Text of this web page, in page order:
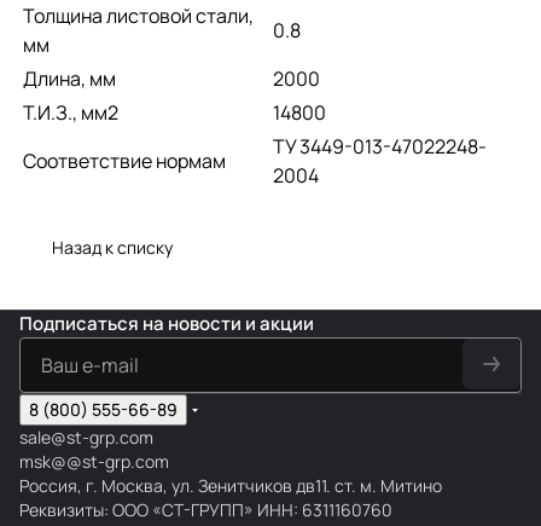
Толщина листовой стали,
мм
0.8
Длина, мм
2000
Т.И.З., мм2
14800
Соответствие нормам
ТУ 3449-013-47022248-
2004
Назад к списку
Подписаться на новости и акции
8 (800) 555-66-89
sale@st-grp.com
msk@@st-grp.com
Россия, г. Москва, ул. Зенитчиков дв11. ст. м. Митино
Реквизиты: ООО «СТ-ГРУПП» ИНН: 6311160760